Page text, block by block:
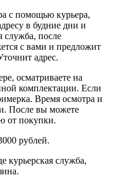
с помощью курьера,
в будние дни и
служба, после
с вами и предложит
адрес.
осматриваете на
комплектации. Если
Время осмотра и
После вы можете
от покупки.
рублей.
курьерская служба,